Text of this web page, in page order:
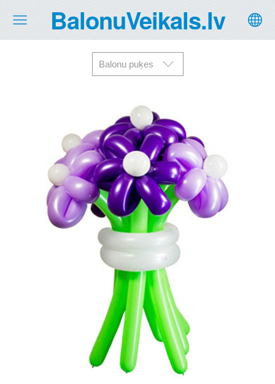
BalonuVeikals.lv
Balonu puķes